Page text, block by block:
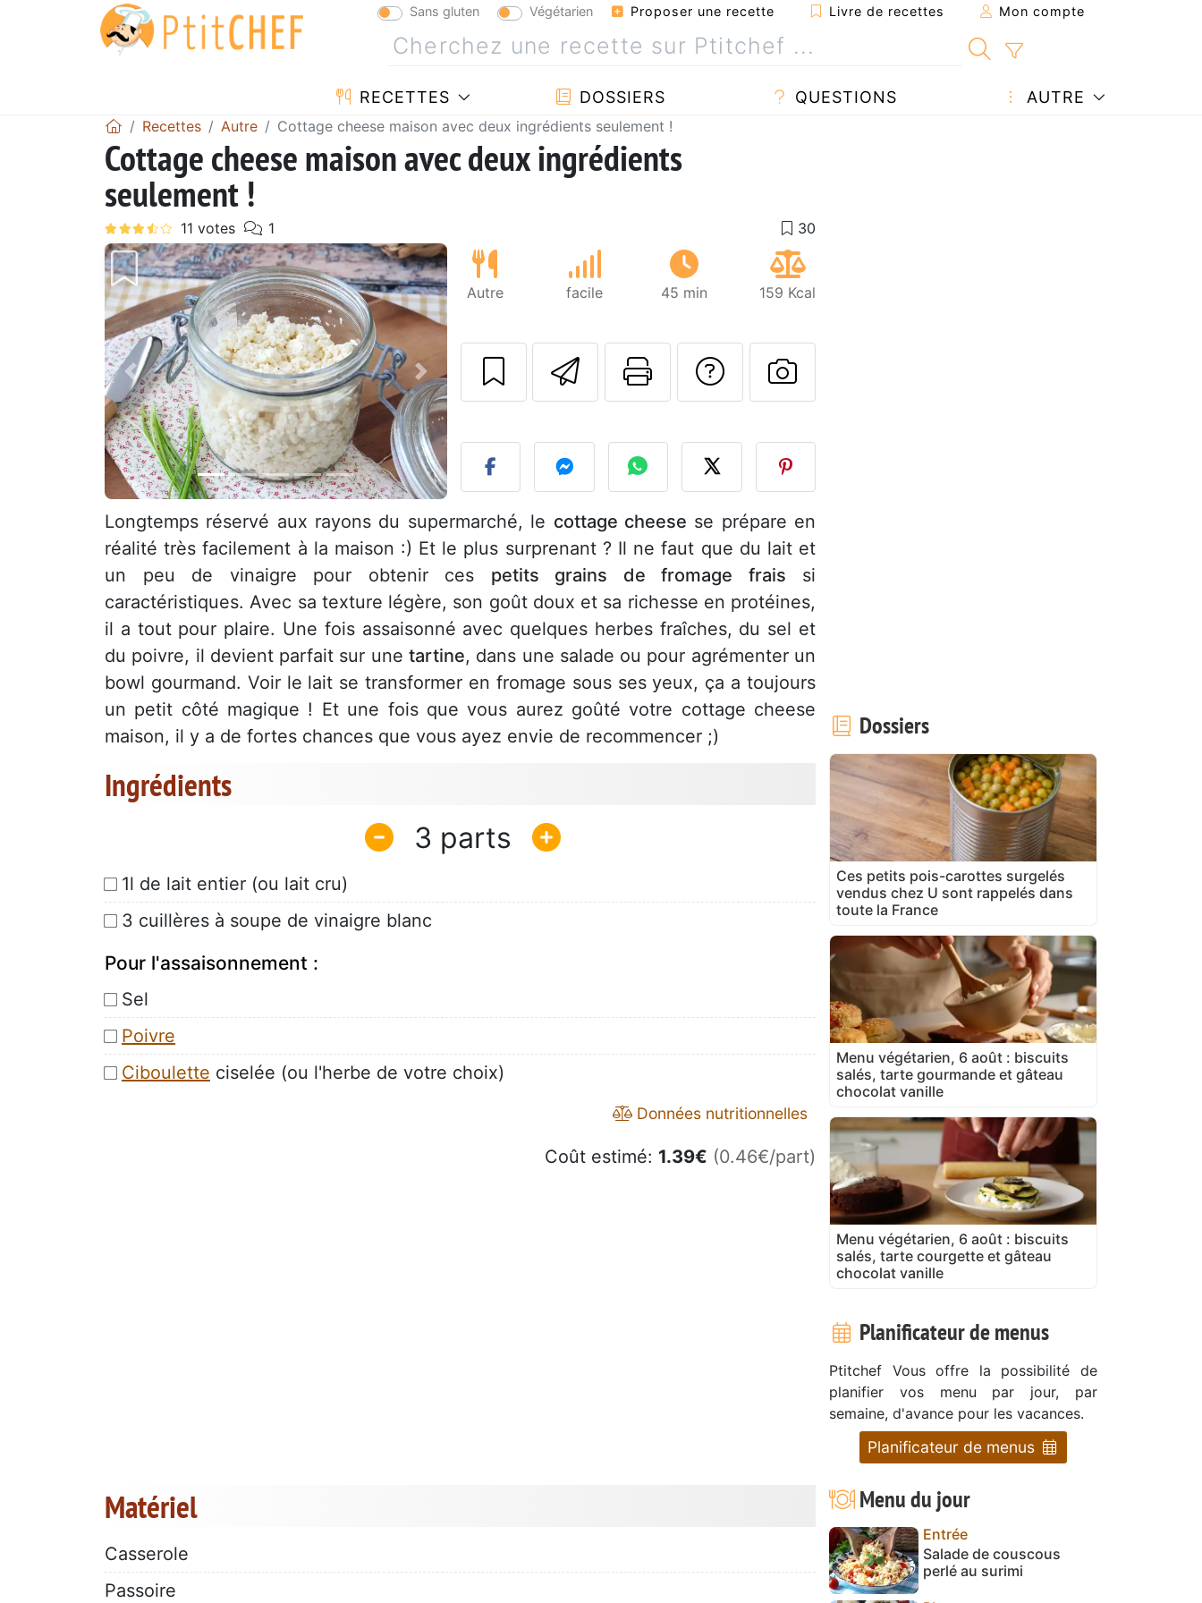
Sans gluten Végétarien Proposer une recette Livre de recettes Mon compte
RECETTES DOSSIERS QUESTIONS AUTRE
Recettes Autre Cottage cheese maison avec deux ingrédients seulement !
Cottage cheese maison avec deux ingrédients
seulement !
Précédent Suivant
Autre facile 45 min 159 Kcal
Envoyer cette recette à un ami
Imprimer cette page
Poser une question à l'auteur
Publier votre photo de cette
Longtemps réservé aux rayons du supermarché, le cottage cheese se prépare en
réalité très facilement à la maison :) Et le plus surprenant ? Il ne faut que du lait et
un peu de vinaigre pour obtenir ces petits grains de fromage frais si
caractéristiques. Avec sa texture légère, son goût doux et sa richesse en protéines,
il a tout pour plaire. Une fois assaisonné avec quelques herbes fraîches, du sel et
du poivre, il devient parfait sur une tartine, dans une salade ou pour agrémenter un
bowl gourmand. Voir le lait se transformer en fromage sous ses yeux, ça a toujours
un petit côté magique ! Et une fois que vous aurez goûté votre cottage cheese
maison, il y a de fortes chances que vous ayez envie de recommencer ;)
Ingrédients
3
1l de lait entier (ou lait cru)
3 cuillères à soupe de vinaigre blanc
Pour l'assaisonnement :
Sel
Poivre
Ciboulette ciselée (ou l'herbe de votre choix)
Données nutritionnelles
Coût estimé: 1.39€ (0.46€/part)
Matériel
Casserole
Passoire
Dossiers
Ces petits pois-carottes surgelés
vendus chez U sont rappelés dans
toute la France
Menu végétarien, 6 août : biscuits
salés, tarte gourmande et gâteau
chocolat vanille
Menu végétarien, 6 août : biscuits
salés, tarte courgette et gâteau
chocolat vanille
Planificateur de menus
Ptitchef Vous offre la possibilité de
planifier vos menu par jour, par
semaine, d'avance pour les vacances.
Planificateur de menus
Menu du jour
Entrée
Salade de couscous
perlé au surimi